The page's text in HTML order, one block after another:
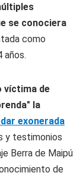
se conociera
como
años.
víctima de
la
exonerada
y testimonios
Berra de Maipú
de